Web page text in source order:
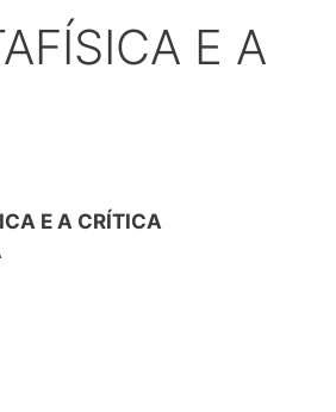
E A
E A CRÍTICA